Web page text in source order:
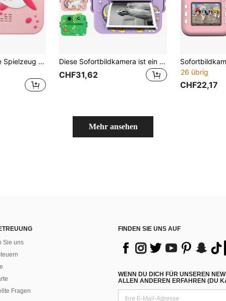
Kinder Smartphone Spielzeug geeignet für 3-12 Jahre alte Mädchen, perfektes Weihnachts- und Geburtstagsgeschenk, ausgestattet mit 2,8 Zoll HD Touchscreen, Dual-Kameras, vielen Spielen und 32 GB Speicherkarte
Diese Sofortbildkamera ist ein Kinderspielzeug-Kamera, ausgestattet mit Dual 1080P Hochauflösungskameras, einem 1200mAh Hochleistungsakkku, zwei Druckmodi und drei Druckdichten sowie 8x Zoom, geeignet für Jungen und Mädchen von 3-12 Jahren. Es ist das perfekte Geschenk für Ihr Kind und auch eine ideale Wahl für Weihnachts- und Neujahrgeschenke.
CHF31,62
26 übrig
CHF22,17
Mehr ansehen
Sie uns
Fragen
FINDEN SIE UNS AUF
WENN DU DICH FÜR UNSEREN
ALLEN ANDEREN ERFAHREN (DU